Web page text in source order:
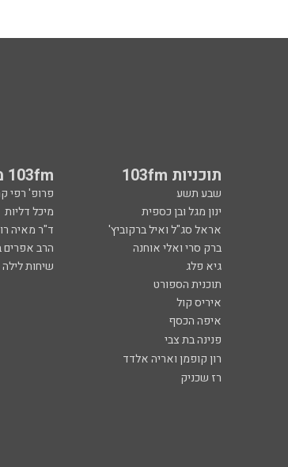
תוכניות 103fm 103fm מייעצים
שבע תשע פרופ' רפי
ינון מגל ובן כספית
מיכל דליות
אראל סג"ל ואיל ברקוביץ'
ד"ר מאיה
ברק סרי ואלי אוחנה
הרב אפרים
גיא פלג
שיחות לילה
תוכנית הספורט
איריס קול
איפה הכסף
פנינה בת צבי
רון קופמן ואריה אלדד
רז שכניק